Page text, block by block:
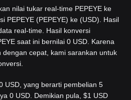
nilai tukar real-time PEPEYE ke
PEPEYE (PEPEYE) ke (USD). Hasil
real-time. Hasil konversi
saat ini bernilai 0 USD. Karena
cepat, kami sarankan untuk
USD, yang berarti pembelian 5
0 USD. Demikian pula, $1 USD